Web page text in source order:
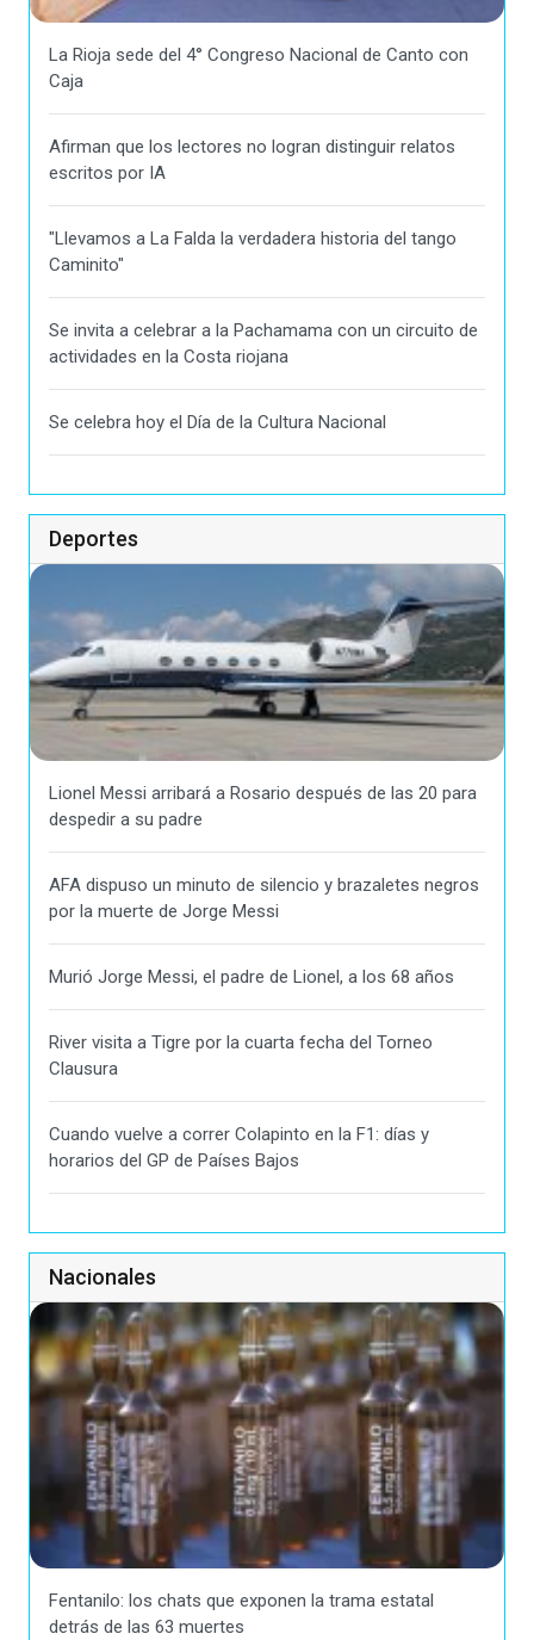
La Rioja sede del 4° Congreso Nacional de Canto con
Caja
Afirman que los lectores no logran distinguir relatos
escritos por IA
"Llevamos a La Falda la verdadera historia del tango
Caminito"
Se invita a celebrar a la Pachamama con un circuito de
actividades en la Costa riojana
Se celebra hoy el Día de la Cultura Nacional
Deportes
Lionel Messi arribará a Rosario después de las 20 para
despedir a su padre
AFA dispuso un minuto de silencio y brazaletes negros
por la muerte de Jorge Messi
Murió Jorge Messi, el padre de Lionel, a los 68 años
River visita a Tigre por la cuarta fecha del Torneo
Clausura
Cuando vuelve a correr Colapinto en la F1: días y
horarios del GP de Países Bajos
Nacionales
Fentanilo: los chats que exponen la trama estatal
detrás de las 63 muertes